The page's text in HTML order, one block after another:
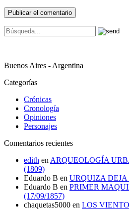
Buenos Aires - Argentina
Categorías
Crónicas
Cronología
Opiniones
Personajes
Comentarios recientes
edith en ARQUEOLOGÍA
(1809)
Eduardo B en URQUIZA DEJA
Eduardo B en PRIMER
(17/09/1857)
chaquetas5000 en LOS